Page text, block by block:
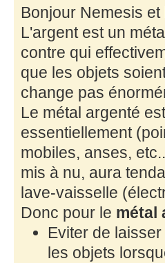
Bonjour Nemesis
L'argent est un
contre qui
que les objets
change pas
Le métal argenté
essentiellement
mobiles, anses,
mis à nu, aura
lave-vaisselle
Donc pour le métal
Eviter de
les objets